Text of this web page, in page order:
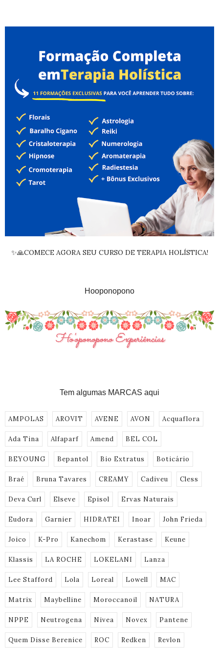
✨🙏COMECE AGORA SEU CURSO DE TERAPIA HOLÍSTICA!
Hooponopono
Tem algumas MARCAS aqui
AMPOLAS AROVIT AVENE AVON Acquaflora
Ada Tina Alfaparf Amend BEL COL
BEYOUNG Bepantol Bio Extratus Boticário
Braé Bruna Tavares CREAMY Cadiveu Cless
Deva Curl Elseve Episol Ervas Naturais
Eudora Garnier HIDRATEI Inoar John Frieda
Joico K-Pro Kanechom Kerastase Keune
Klassis LA ROCHE LOKELANI Lanza
Lee Stafford Lola Loreal Lowell MAC
Matrix Maybelline Moroccanoil NATURA
NPPE Neutrogena Nivea Novex Pantene
Quem Disse Berenice ROC Redken Revlon